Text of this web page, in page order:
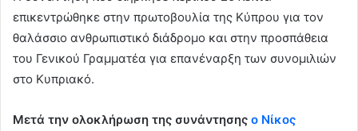
επικεντρώθηκε στην πρωτοβουλία της Κύπρου για τον
θαλάσσιο ανθρωπιστικό διάδρομο και στην προσπάθεια
του Γενικού Γραμματέα για επανέναρξη των συνομιλιών
στο Κυπριακό.
Μετά την ολοκλήρωση της συνάντησης ο Νίκος